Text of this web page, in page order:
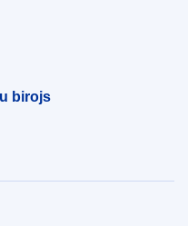
birojs
birojs